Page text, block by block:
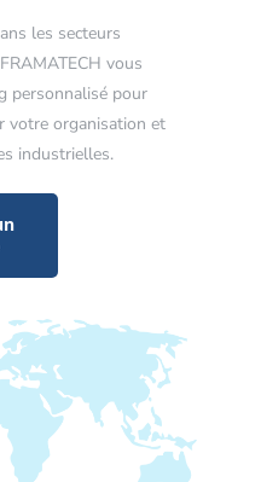
les secteurs
vous
personnalisé pour
votre organisation et
industrielles.